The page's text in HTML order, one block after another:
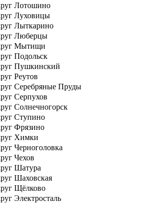
Лотошино
Луховицы
Лыткарино
Люберцы
Мытищи
Подольск
Пушкинский
Реутов
Серебряные Пруды
Серпухов
Солнечногорск
Ступино
Фрязино
Химки
Черноголовка
Чехов
Шатура
Шаховская
Щёлково
Электросталь